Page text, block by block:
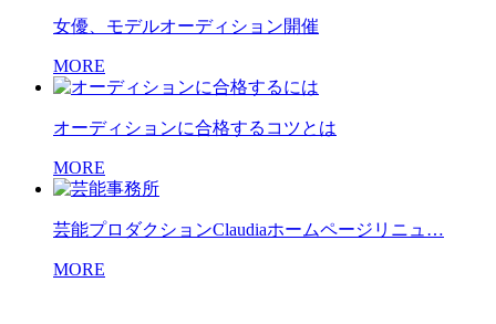
女優、モデルオーディション開催
MORE
オーディションに合格するコツとは
MORE
芸能プロダクションClaudiaホームページリニュ…
MORE